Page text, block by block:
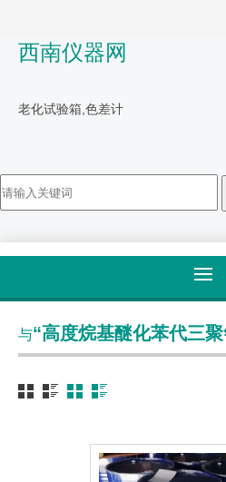
西南仪器网
老化试验箱,色差计
与“高度烷基醚化苯代三